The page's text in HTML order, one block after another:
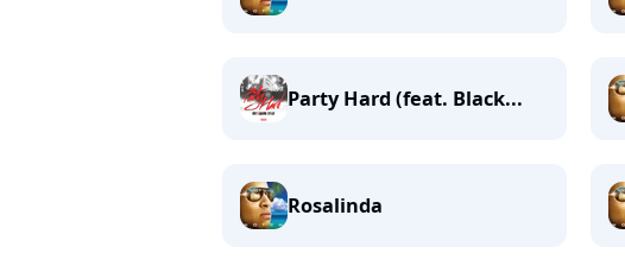
Party Hard (feat. Black...
Rosalinda